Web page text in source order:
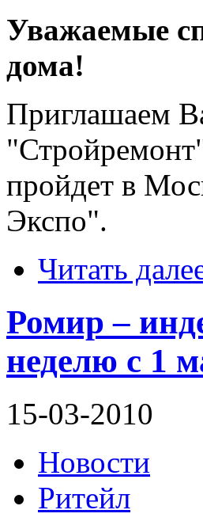
Уважаемые
дома!
Приглашаем
пройдет в
Экспо".
Читать
Ромир –
неделю с 1
15-03-2010
Новости
Ритейл